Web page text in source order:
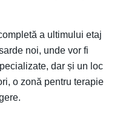
a ultimului etaj
noi, unde vor fi
dar și un loc
o zonă pentru terapie